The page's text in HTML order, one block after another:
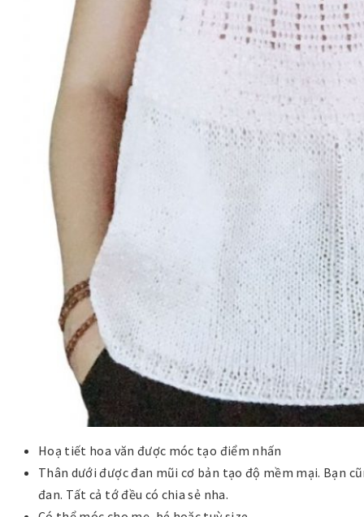
Hoạ tiết hoa văn được móc tạo điểm nhấn
Thân dưới được đan mũi cơ bản tạo độ mềm mại. Bạn
đan. Tất cả tớ đều có chia sẻ nha.